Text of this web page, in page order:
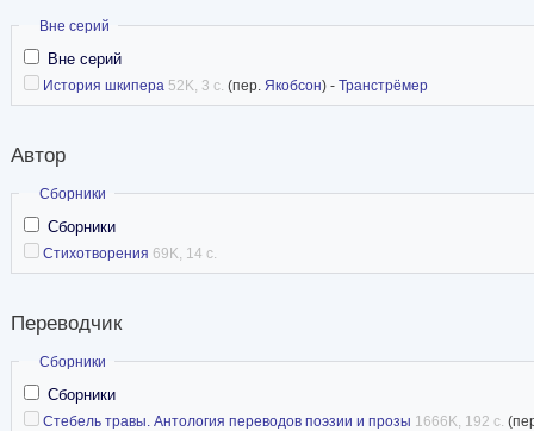
Скрыть
Вне серий
Вне серий
История шкипера 52K, 3 с. (пер. Якобсон) - Транстрёмер
Автор
Скрыть
Сборники
Сборники
Стихотворения 69K, 14 с.
Переводчик
Скрыть
Сборники
Сборники
Стебель травы. Антология переводов поэзии и прозы 1666K, 192 с.